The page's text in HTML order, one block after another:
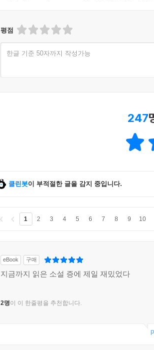
평점
한글 기준 50자까지 작성가능
247
클린봇이 부적절한 글을 감지 중입니다.
1 2 3 4 5 6 7 8 9 10
eBook 구매
지금까지 읽은 소설 증에 제일 재밌었다
2명이 이 한줄평을 추천합니다.